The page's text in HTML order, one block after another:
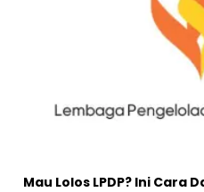
Mau Lolos LPDP? Ini Cara